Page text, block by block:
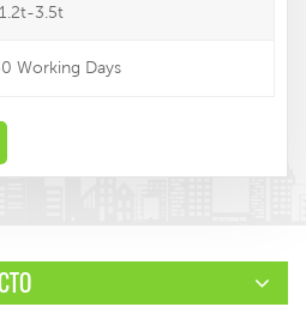
1.2t-3.5t
Working Days